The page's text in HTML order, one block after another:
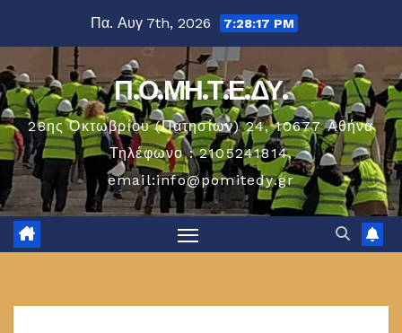
περιεχόμενο
Πα. Αυγ 7th, 2026 7:28:17 PM
Π.Ο.ΜΗ.Τ.Ε.ΔΥ.
28ης Οκτωβρίου (Πατησίων) 24, 10677 Aθήνα
Τηλέφωνο : 2105241814,
email:info@pomitedy.gr